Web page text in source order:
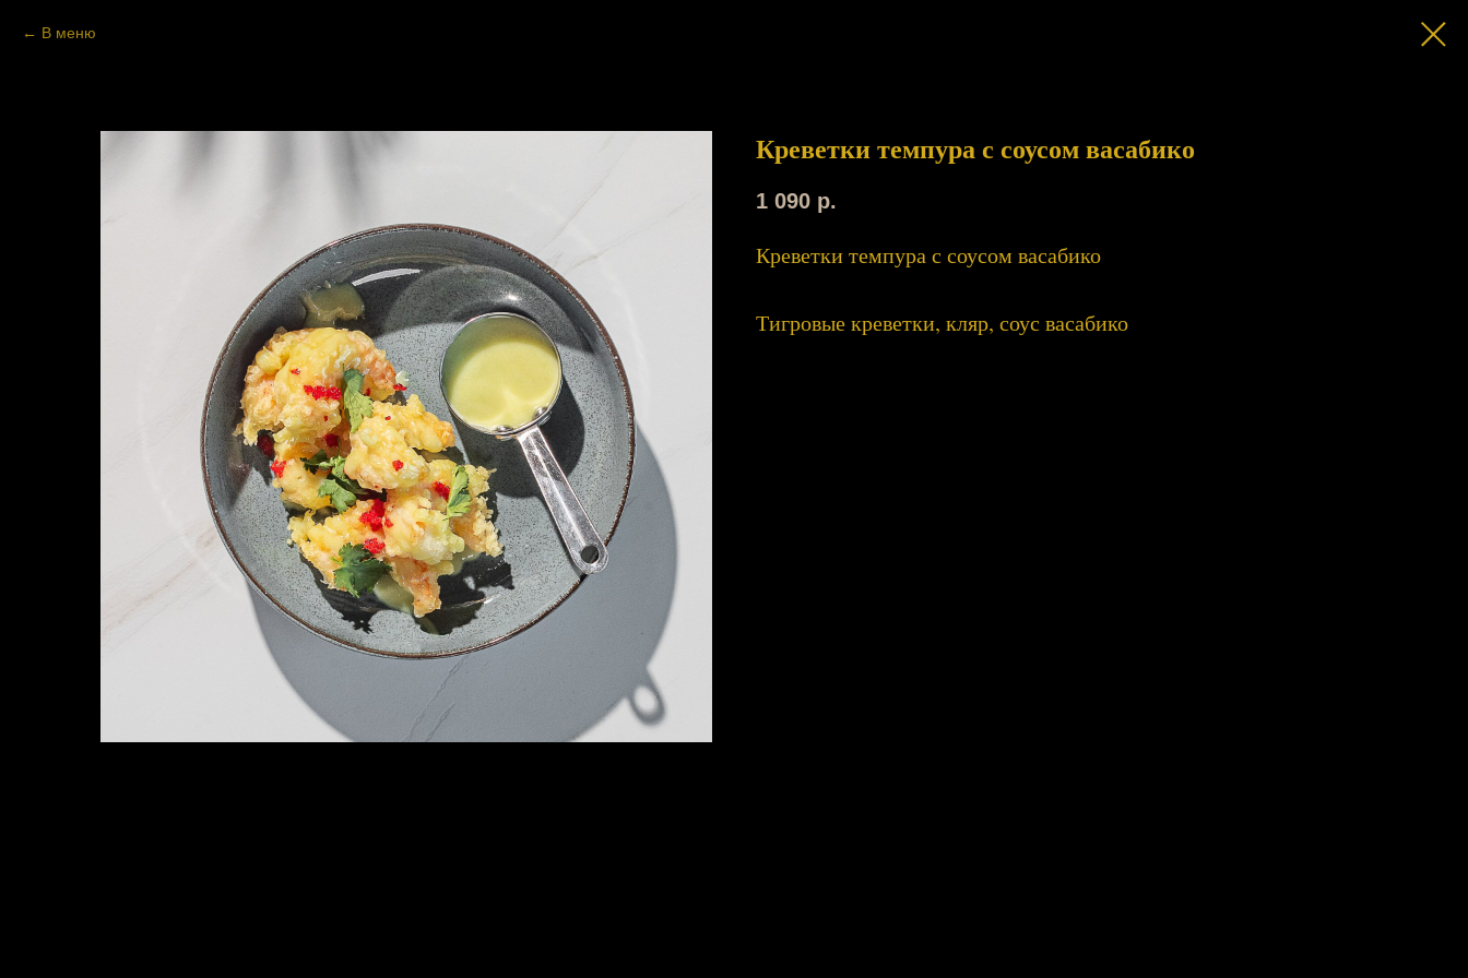
В меню
Креветки темпура с соусом васабико
1 090 р.
Креветки темпура с соусом васабико
Тигровые креветки, кляр, соус васабико